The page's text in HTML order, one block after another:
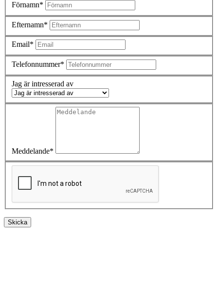
Förnamn*
Efternamn*
Email*
Telefonnummer*
Jag är intresserad av
Meddelande*
Skicka